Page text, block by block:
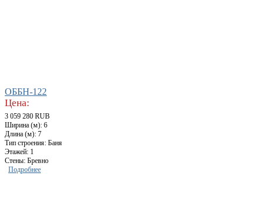
ОББН-122
Цена:
3 059 280 RUB
Ширина (м): 6
Длина (м): 7
Тип строения: Баня
Этажей: 1
Стены: Бревно
Подробнее